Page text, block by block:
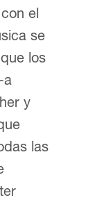
el
se
los
a
y
las